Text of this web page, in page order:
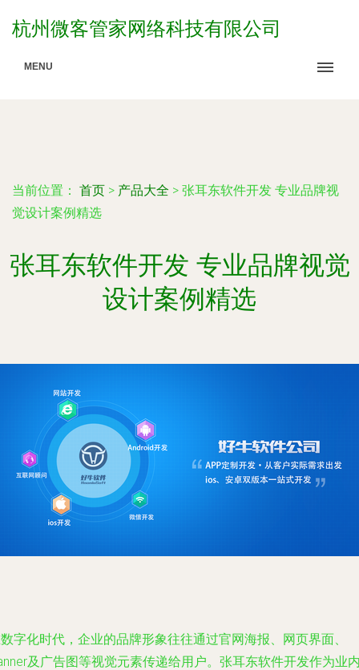
杭州微客管家网络科技有限公司
MENU
当前位置： 首页 > 产品大全 > 张耳东软件开发 专业品牌视
觉设计案例精选
张耳东软件开发 专业品牌视觉
设计案例精选
字化时代，企业的品牌形象往往通过官网海报、网页界面、
及广告图等视觉元素传递给用户。张耳东软件开发作为业